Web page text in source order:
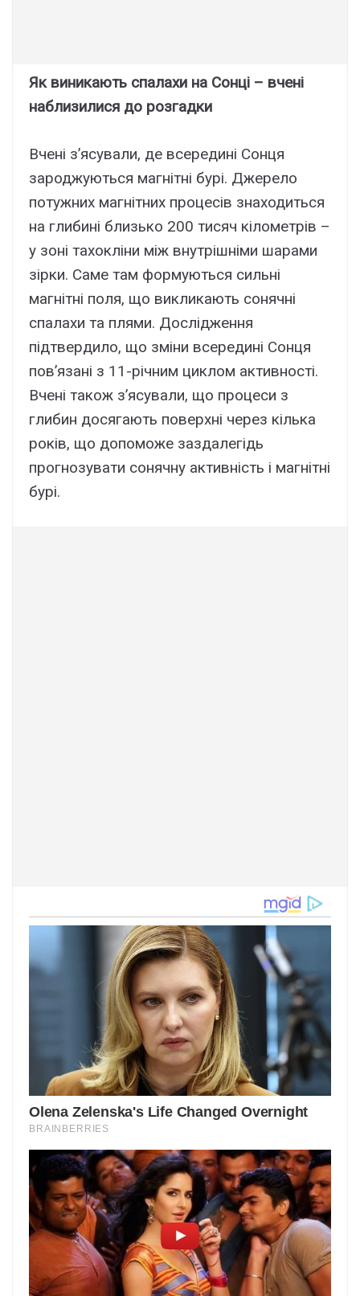
Як виникають спалахи на Сонці – вчені
наблизилися до розгадки
Вчені з’ясували, де всередині Сонця
зароджуються магнітні бурі. Джерело
потужних магнітних процесів знаходиться
на глибині близько 200 тисяч кілометрів –
у зоні тахокліни між внутрішніми шарами
зірки. Саме там формуються сильні
магнітні поля, що викликають сонячні
спалахи та плями. Дослідження
підтвердило, що зміни всередині Сонця
пов’язані з 11-річним циклом активності.
Вчені також з’ясували, що процеси з
глибин досягають поверхні через кілька
років, що допоможе заздалегідь
прогнозувати сонячну активність і магнітні
бурі.